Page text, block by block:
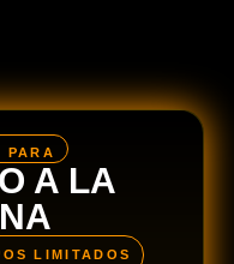
PARA
A LA
LIMITADOS